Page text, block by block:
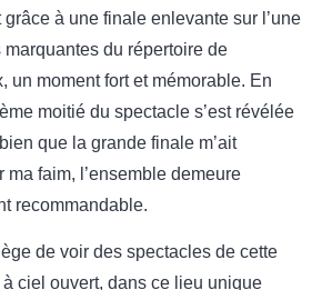
à une finale enlevante sur l’une
du répertoire de
un moment fort et mémorable. En
moitié du spectacle s’est révélée
que la grande finale m’ait
ma faim, l’ensemble demeure
recommandable.
de voir des spectacles de cette
ciel ouvert, dans ce lieu unique